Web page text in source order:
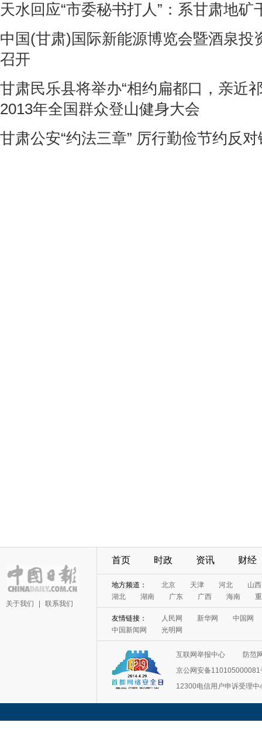
天水回应“市委秘书打人”：系甘肃地矿
中国(甘肃)国际新能源博览会暨酒泉投
召开
甘肃民乐县将举办“相约扁都口，亲近
2013年全国群众登山健身大会
甘肃公安“约法三章” 厉行勤俭节约反
关于我们 联系我们
首页 时政 资讯 财经
地方频道： 北京 天津 河北
山西
湖北
湖南 广东 广西 海南
友情链接： 人民网 新华网
中国网
中国新闻网
光明网
互联网举报中心
防范
京公网安备110105000081
12300电信用户申诉受理中